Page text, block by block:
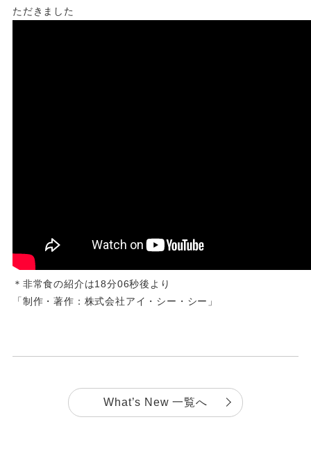
ただきました
＊非常食の紹介は18分06秒後より
「制作・著作：株式会社アイ・シー・シー」
What’s New 一覧へ